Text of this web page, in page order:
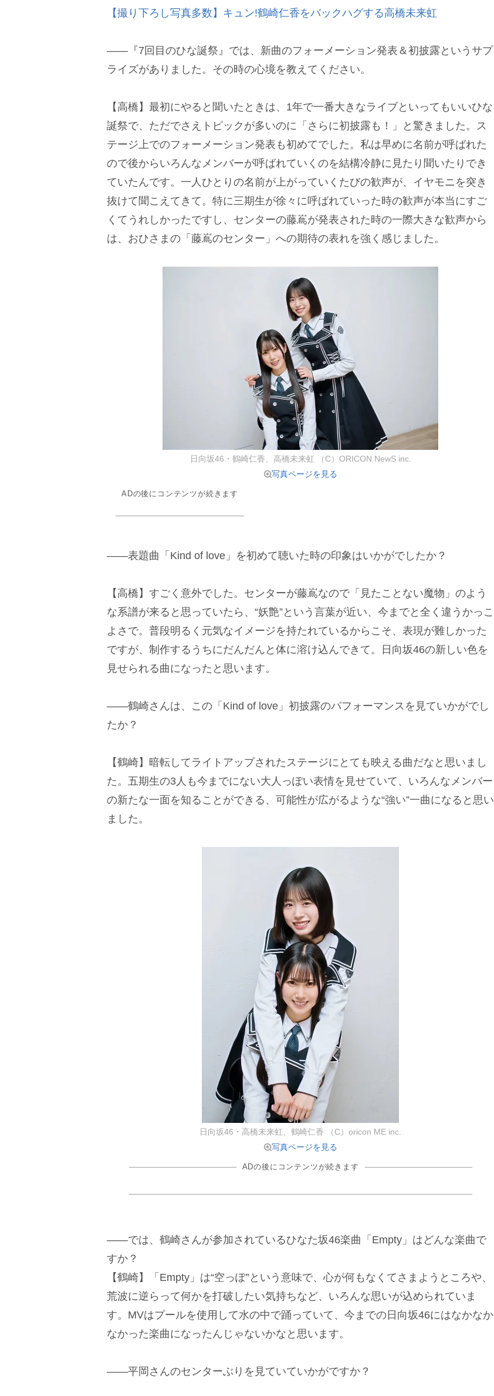
【撮り下ろし写真多数】キュン!鶴崎仁香をバックハグする高橋未来虹
――『7回目のひな誕祭』では、新曲のフォーメーション発表＆初披露というサプ
ライズがありました。その時の心境を教えてください。
【高橋】最初にやると聞いたときは、1年で一番大きなライブといってもいいひな
誕祭で、ただでさえトピックが多いのに「さらに初披露も！」と驚きました。ス
テージ上でのフォーメーション発表も初めてでした。私は早めに名前が呼ばれた
ので後からいろんなメンバーが呼ばれていくのを結構冷静に見たり聞いたりでき
ていたんです。一人ひとりの名前が上がっていくたびの歓声が、イヤモニを突き
抜けて聞こえてきて。特に三期生が徐々に呼ばれていった時の歓声が本当にすご
くてうれしかったですし、センターの藤嶌が発表された時の一際大きな歓声から
は、おひさまの「藤嶌のセンター」への期待の表れを強く感じました。
日向坂46・鶴崎仁香、高橋未来虹 （C）ORICON NewS inc.
写真ページを見る
ADの後にコンテンツが続きます
――表題曲「Kind of love」を初めて聴いた時の印象はいかがでしたか？
【高橋】すごく意外でした。センターが藤嶌なので「見たことない魔物」のよう
な系譜が来ると思っていたら、“妖艶”という言葉が近い、今までと全く違うかっこ
よさで。普段明るく元気なイメージを持たれているからこそ、表現が難しかった
ですが、制作するうちにだんだんと体に溶け込んできて。日向坂46の新しい色を
見せられる曲になったと思います。
――鶴崎さんは、この「Kind of love」初披露のパフォーマンスを見ていかがでし
たか？
【鶴崎】暗転してライトアップされたステージにとても映える曲だなと思いまし
た。五期生の3人も今までにない大人っぽい表情を見せていて、いろんなメンバー
の新たな一面を知ることができる、可能性が広がるような“強い”一曲になると思い
ました。
日向坂46・高橋未来虹、鶴崎仁香 （C）oricon ME inc.
写真ページを見る
ADの後にコンテンツが続きます
――では、鶴崎さんが参加されているひなた坂46楽曲「Empty」はどんな楽曲で
すか？
【鶴崎】「Empty」は“空っぽ”という意味で、心が何もなくてさまようところや、
荒波に逆らって何かを打破したい気持ちなど、いろんな思いが込められていま
す。MVはプールを使用して水の中で踊っていて、今までの日向坂46にはなかなか
なかった楽曲になったんじゃないかなと思います。
――平岡さんのセンターぶりを見ていていかがですか？